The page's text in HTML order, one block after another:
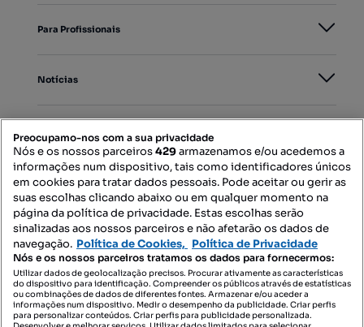
Para Profissionais
Notícias
Mapa do Site
Contacte-nos
SIGA-NOS:
Preocupamo-nos com a sua privacidade
Nós e os nossos parceiros429armazenamos e/ou acedemos a
informações num dispositivo, tais como identificadores únicos
em cookies para tratar dados pessoais. Pode aceitar ou gerir as
suas escolhas clicando abaixo ou em qualquer momento na
página da política de privacidade. Estas escolhas serão
sinalizadas aos nossos parceiros e não afetarão os dados de
navegação. Política de Cookies, Política de Privacidade
Nós e os nossos parceiros tratamos os dados para fornecermos:
Utilizar dados de geolocalização precisos. Procurar ativamente as características
do dispositivo para identificação. Compreender os públicos através de estatísticas
ou combinações de dados de diferentes fontes. Armazenar e/ou aceder a
informações num dispositivo. Medir o desempenho da publicidade. Criar perfis
para personalizar conteúdos. Criar perfis para publicidade personalizada.